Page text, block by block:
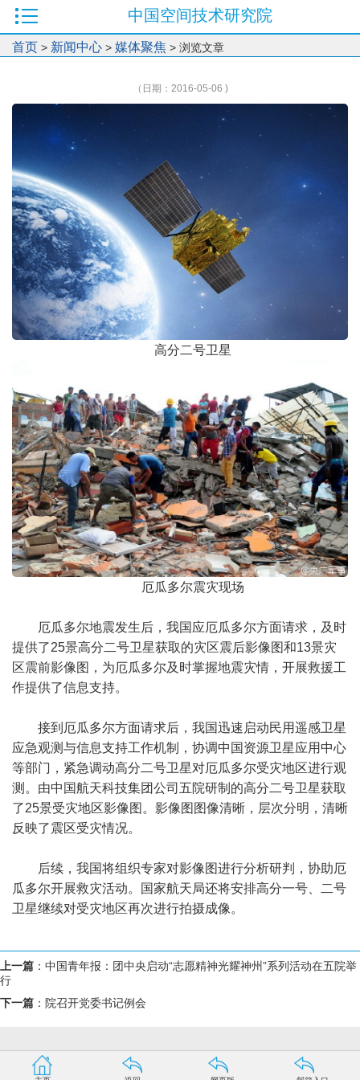
中国空间技术研究院
首页 > 新闻中心 > 媒体聚焦 > 浏览文章
（日期：2016-05-06 )
高分二号卫星
厄瓜多尔震灾现场
厄瓜多尔地震发生后，我国应厄瓜多尔方面请求，及时
提供了25景高分二号卫星获取的灾区震后影像图和13景灾
区震前影像图，为厄瓜多尔及时掌握地震灾情，开展救援工
作提供了信息支持。
接到厄瓜多尔方面请求后，我国迅速启动民用遥感卫星
应急观测与信息支持工作机制，协调中国资源卫星应用中心
等部门，紧急调动高分二号卫星对厄瓜多尔受灾地区进行观
测。由中国航天科技集团公司五院研制的高分二号卫星获取
了25景受灾地区影像图。影像图图像清晰，层次分明，清晰
反映了震区受灾情况。
后续，我国将组织专家对影像图进行分析研判，协助厄
瓜多尔开展救灾活动。国家航天局还将安排高分一号、二号
卫星继续对受灾地区再次进行拍摄成像。
上一篇 ： 中国青年报：团中央启动“志愿精神光耀神州”系列活动在五院举
行
下一篇 ： 院召开党委书记例会